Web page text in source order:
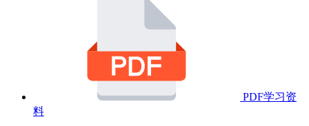
PDF学习资
料